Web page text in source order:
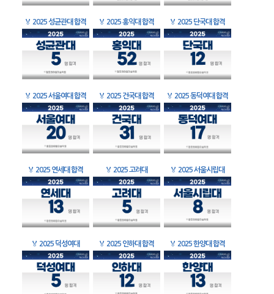
🏅 2025 성균관대 합격 🏅 2025 홍익대 합격 🏅 2025 단국대 합격
🏅 2025 서울여대 합격 🏅 2025 건국대 합격 🏅 2025 동덕여대 합격
🏅 2025 연세대 합격 🏅 2025 고려대 🏅 2025 서울시립대
🏅 2025 덕성여대 🏅 2025 인하대 합격 🏅 2025 한양대 합격